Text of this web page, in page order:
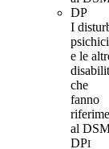
I
psichici
e le
che
fanno
al
DPI